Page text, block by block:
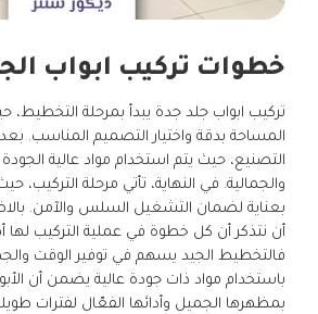
خطوات تركيب ابواب
تركيب ابواب جلد جدة يبدأ بمرحلة التخطيط،
المساحة بدقة واختيار التصميم المناسب.
التصنيع، حيث يتم استخدام مواد عالية
والجمالية. في النهاية، تأتي مرحلة التركيب،
بعناية لضمان التشغيل السلس والآمن.
أن نتذكر أن كل خطوة في عملية التركيب لها
فالتخطيط الجيد يسهم في توفير الوقت
باستخدام مواد ذات جودة عالية يضمن أن
بمظهرها الجميل وأدائها الفعّال لفترات